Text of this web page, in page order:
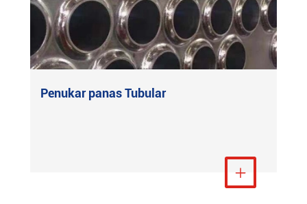
Penukar panas Tubular
Lihat Lebih Banyak
